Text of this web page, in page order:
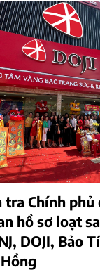
tra Chính phủ
hồ sơ loạt
DOJI, Bảo